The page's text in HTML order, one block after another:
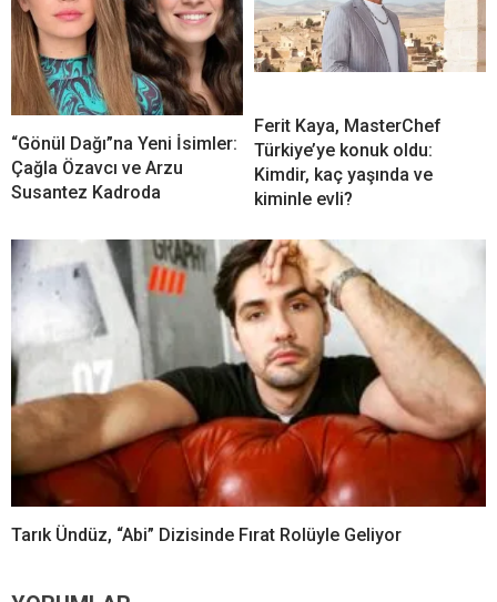
“Gönül Dağı”na Yeni İsimler:
Çağla Özavcı ve Arzu
Susantez Kadroda
Ferit Kaya, MasterChef
Türkiye’ye konuk oldu:
Kimdir, kaç yaşında ve
kiminle evli?
Tarık Ündüz, “Abi” Dizisinde Fırat Rolüyle Geliyor